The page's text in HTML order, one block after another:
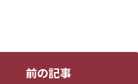
前の記事